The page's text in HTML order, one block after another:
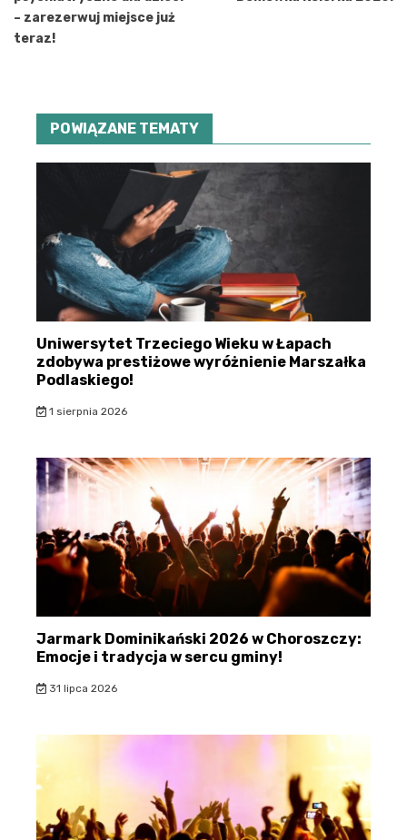
– zarezerwuj miejsce już
teraz!
POWIĄZANE TEMATY
Uniwersytet Trzeciego Wieku w Łapach
zdobywa prestiżowe wyróżnienie Marszałka
Podlaskiego!
1 sierpnia 2026
Jarmark Dominikański 2026 w Choroszczy:
Emocje i tradycja w sercu gminy!
31 lipca 2026